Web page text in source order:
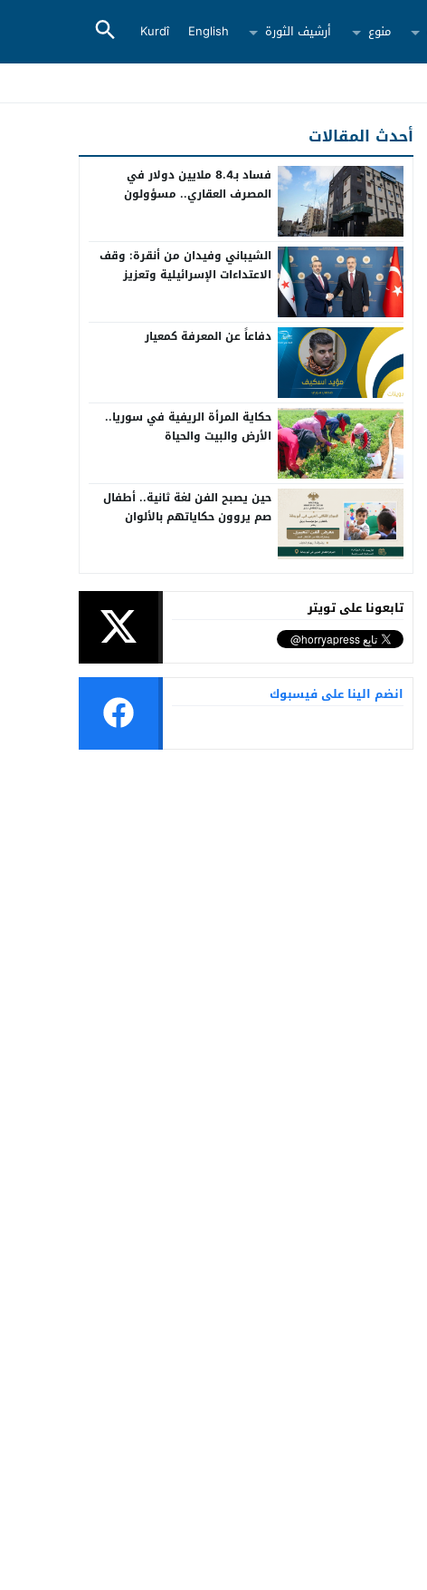
منوع أرشيف الثورة English
Kurdî
أحدث المقالات
فساد بـ8.4 ملايين دولار في
المصرف العقاري.. مسؤولون
الشيباني وفيدان من أنقرة: وقف
الاعتداءات الإسرائيلية وتعزيز
دفاعاً عن المعرفة كمعيار
حكاية المرأة الريفية في سوريا..
الأرض والبيت والحياة
حين يصبح الفن لغة ثانية.. أطفال
صم يروون حكاياتهم بالألوان
انضم الينا على فيسبوك
تابعونا على تويتر